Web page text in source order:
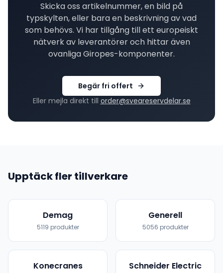
Skicka oss artikelnummer, en bild på
typskylten, eller bara en beskrivning av vad
som behövs. Vi har tillgång till ett europeiskt
nätverk av leverantörer och hittar även
ovanligaGiropes-komponenter.
Begär fri offert
Eller mejla direkt till order@sveareservdelar.se
Upptäck fler tillverkare
Demag
5119 produkter
Generell
5056 produkter
Konecranes Schneider Electric